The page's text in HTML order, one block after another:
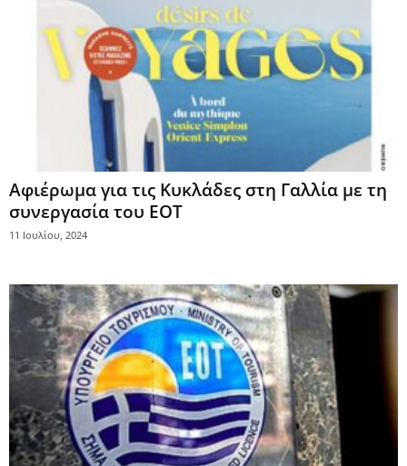
Αφιέρωμα για τις Κυκλάδες στη Γαλλία με τη
συνεργασία του ΕΟΤ
11 Ιουλίου, 2024